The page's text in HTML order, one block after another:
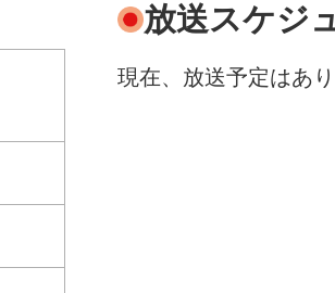
放送スケジ
現在、放送予定はあ